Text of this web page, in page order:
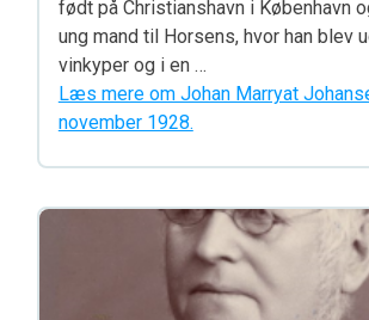
født på Christianshavn i København
ung mand til Horsens, hvor han blev
vinkyper og i en …
Læs mere om Johan Marryat
november 1928.